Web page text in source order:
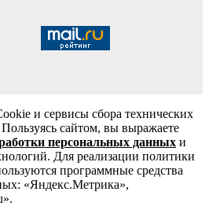
и сервисы сбора технических
сайтом, вы выражаете
персональных данных и
Для реализации политики
программные средства
«Яндекс.Метрика»,